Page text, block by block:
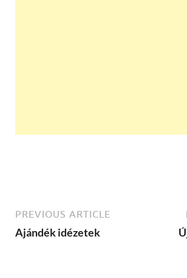
PREVIOUS ARTICLE
Ajándék idézetek